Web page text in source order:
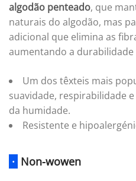
algodão penteado, que
naturais do algodão, mas
adicional que elimina as
aumentando a
Um dos têxteis mais
suavidade, respirabilidade
da humidade.
Resistente e
· Non-wowen